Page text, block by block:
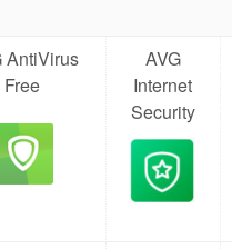
AntiVirus
Free
AVG
Internet
Security